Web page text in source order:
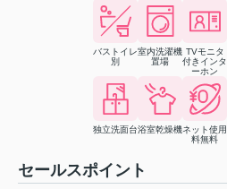
バストイレ
別
室内洗濯機
置場
TVモニタ
付きインタ
ーホン
独立洗面台浴室乾燥機ネット使用
料無料
セールスポイント